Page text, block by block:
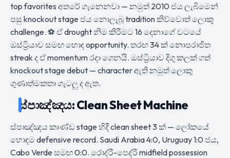
top favorites අතරේ ගැනෙනවා — නමුත් 2010 ජය ලැබීමෙන්
පසු knockout stage ජය නොලැබූ tradition කිව්වොත් ලොකු
challenge. ⚽ ඒ drought නිම කිරීමට 16 දෙනාගේ වටයේ
ඔස්ට්‍රියාව සමඟ හොඳ opportunity. තරඟ 34 ක් නොපරාජිත
streak ද ඒ momentum රදා ගෙනයි. ඔස්ට්‍රියාව දිගු කලක් ගත්
knockout stage debut — character ඇති නමුත් ලොකු
ගුණාත්මකතා ගැටලු ද ඇත.
ස්පාඤ්ඤය: Clean Sheet Machine
ස්පාඤ්ඤය කාණ්ඩ stage හිදී clean sheet 3 ක් — ලෝකයේ
හොඳම defensive record. Saudi Arabia 4:0, Uruguay 1:0 ජය,
Cabo Verde සමඟ 0:0. රොද්රී-පෙද්රී midfield possession